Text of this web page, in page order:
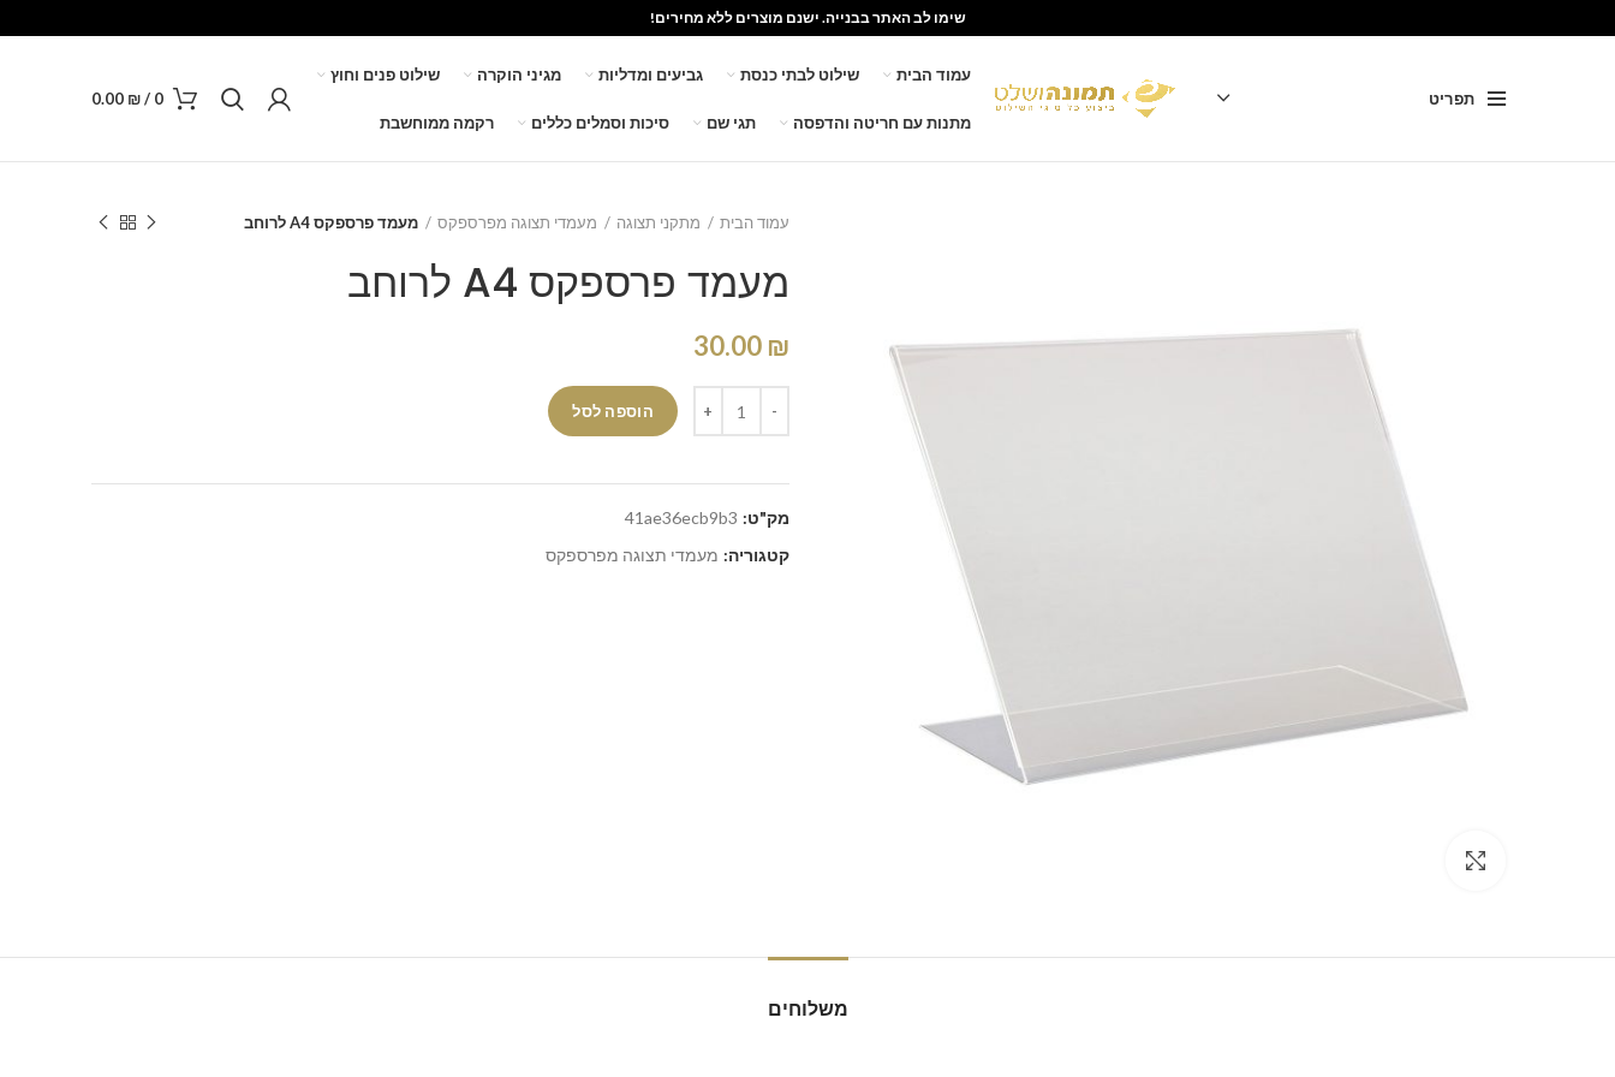
שימו לב האתר בבנייה. ישנם מוצרים ללא מחירים!
תפריט
עמוד הבית שילוט לבתי כנסת גביעים ומדליות מגיני הוקרה שילוט פנים וחוץ
מתנות עם חריטה והדפסה תגי שם סיכות וסמלים כללים רקמה ממוחשבת
0
/
0.00 ₪
עמוד הבית מתקני תצוגה מעמדי תצוגה מפרספקס מעמד פרספקס A4 לרוחב
מעמד פרספקס A4 לרוחב
30.00 ₪
הוספה לסל
מק"ט: 41ae36ecb9b3
קטגוריה: מעמדי תצוגה מפרספקס
משלוחים